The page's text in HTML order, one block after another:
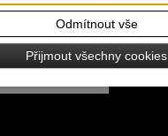
2,7 cm, šířka 2,8 cm
Odmítnout vše
Přijmout všechny cookies